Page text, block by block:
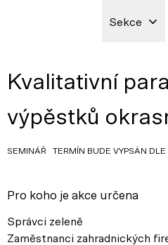
Sekce
Kvalitativní
výpěstků
SEMINÁŘ TERMÍN BUDE VYPSÁN
Pro koho je akce určena
Správci zeleně
Zaměstnanci zahradnických